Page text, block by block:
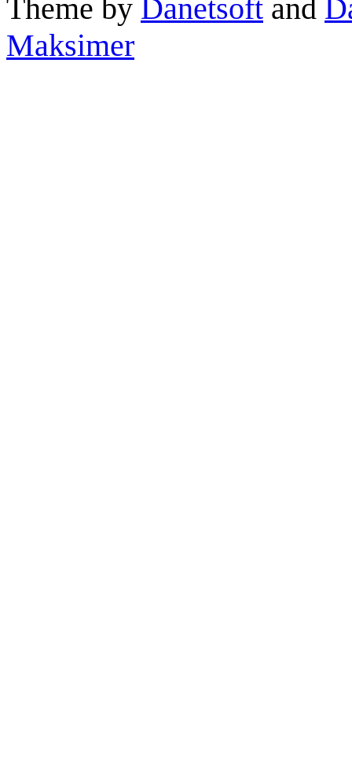
Theme by Danetsoft and
Maksimer